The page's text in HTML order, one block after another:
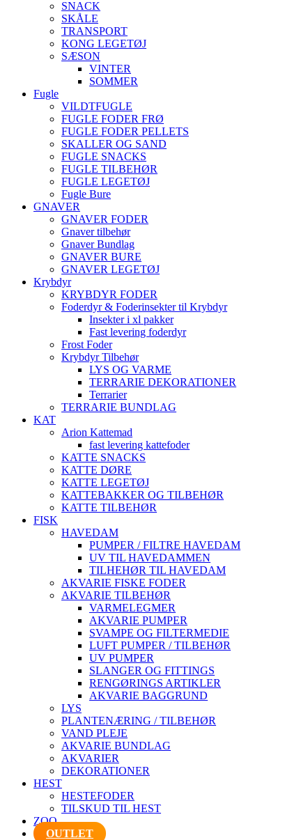
SNACK
SKÅLE
TRANSPORT
KONG LEGETØJ
SÆSON
VINTER
SOMMER
Fugle
VILDTFUGLE
FUGLE FODER FRØ
FUGLE FODER PELLETS
SKALLER OG SAND
FUGLE SNACKS
FUGLE TILBEHØR
FUGLE LEGETØJ
Fugle Bure
GNAVER
GNAVER FODER
Gnaver tilbehør
Gnaver Bundlag
GNAVER BURE
GNAVER LEGETØJ
Krybdyr
KRYBDYR FODER
Foderdyr & Foderinsekter til Krybdyr
Insekter i xl pakker
Fast levering foderdyr
Frost Foder
Krybdyr Tilbehør
LYS OG VARME
TERRARIE DEKORATIONER
Terrarier
TERRARIE BUNDLAG
KAT
Arion Kattemad
fast levering kattefoder
KATTE SNACKS
KATTE DØRE
KATTE LEGETØJ
KATTEBAKKER OG TILBEHØR
KATTE TILBEHØR
FISK
HAVEDAM
PUMPER / FILTRE HAVEDAM
UV TIL HAVEDAMMEN
TILHEHØR TIL HAVEDAM
AKVARIE FISKE FODER
AKVARIE TILBEHØR
VARMELEGMER
AKVARIE PUMPER
SVAMPE OG FILTERMEDIE
LUFT PUMPER / TILBEHØR
UV PUMPER
SLANGER OG FITTINGS
RENGØRINGS ARTIKLER
AKVARIE BAGGRUND
LYS
PLANTENÆRING / TILBEHØR
VAND PLEJE
AKVARIE BUNDLAG
AKVARIER
DEKORATIONER
HEST
HESTEFODER
TILSKUD TIL HEST
ZOO
OUTLET